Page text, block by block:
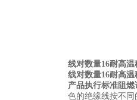
线对数量16耐高
线对数量16耐高
产品执行标准阻
色的绝缘线按不同